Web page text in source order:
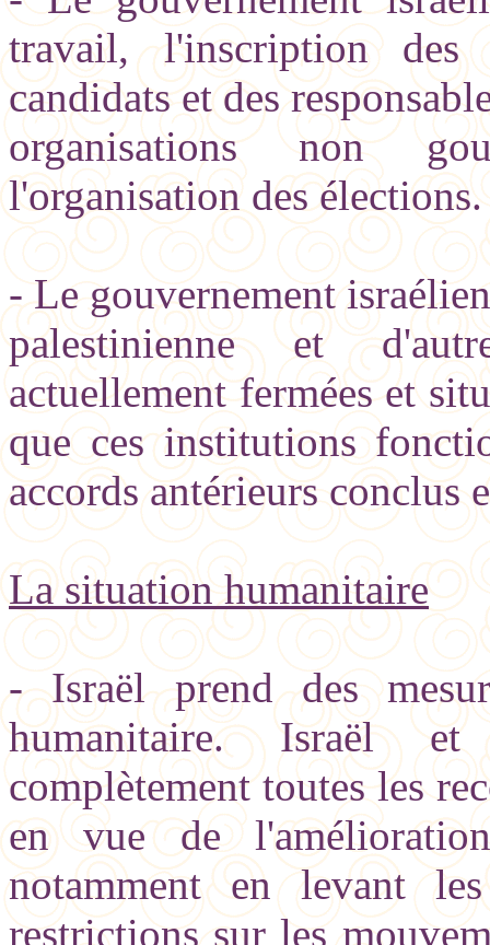
travail, l'inscription des
candidats et des
organisations non
l'organisation des élections.
- Le gouvernement
palestinienne et
actuellement fermées et
que ces institutions
accords antérieurs conclus
La situation humanitaire
- Israël prend des
humanitaire. Israël et
complètement toutes les
en vue de
notamment en levant
restrictions sur les